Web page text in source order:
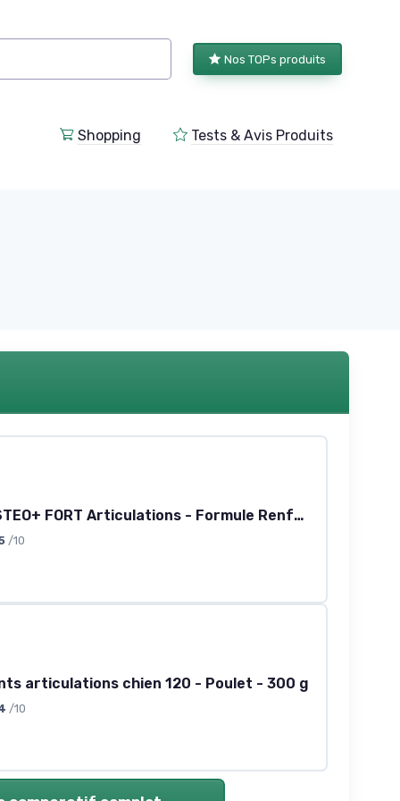
Nos TOPs produits
Shopping Tests & Avis Produits
CHONDROSTEO+ FORT Articulations - Formule Renforcée - Curcuma - Mobilité & Souplesse Articulaire, Flexibilité, Capital Osseux - Glucosamine, Chondroïtine, MSM, Curcuma - 120 comprimés
/10
articulations chien 120 - Poulet - 300 g
/10